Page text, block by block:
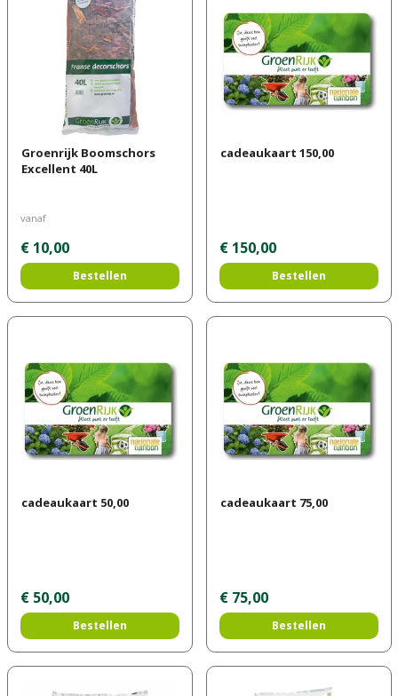
Groenrijk Boomschors
Excellent 40L
vanaf
€ 10,00
Bestellen
cadeaukaart 150,00
€ 150,00
Bestellen
cadeaukaart 50,00
€ 50,00
Bestellen
cadeaukaart 75,00
€ 75,00
Bestellen